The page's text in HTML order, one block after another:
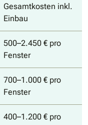
Gesamtkosten inkl.
Einbau
500–2.450 € pro
Fenster
700–1.000 € pro
Fenster
400–1.200 € pro